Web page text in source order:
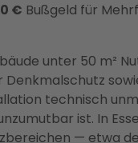
€ Bußgeld für
unter 50 m²
technisch
ist. In
— etwa